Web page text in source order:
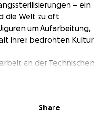
– ein
die Welt zu oft
um Aufarbeitung,
ihrer bedrohten Kultur.
an der Technischen
produziere ich
Herbst möchten wir
Share